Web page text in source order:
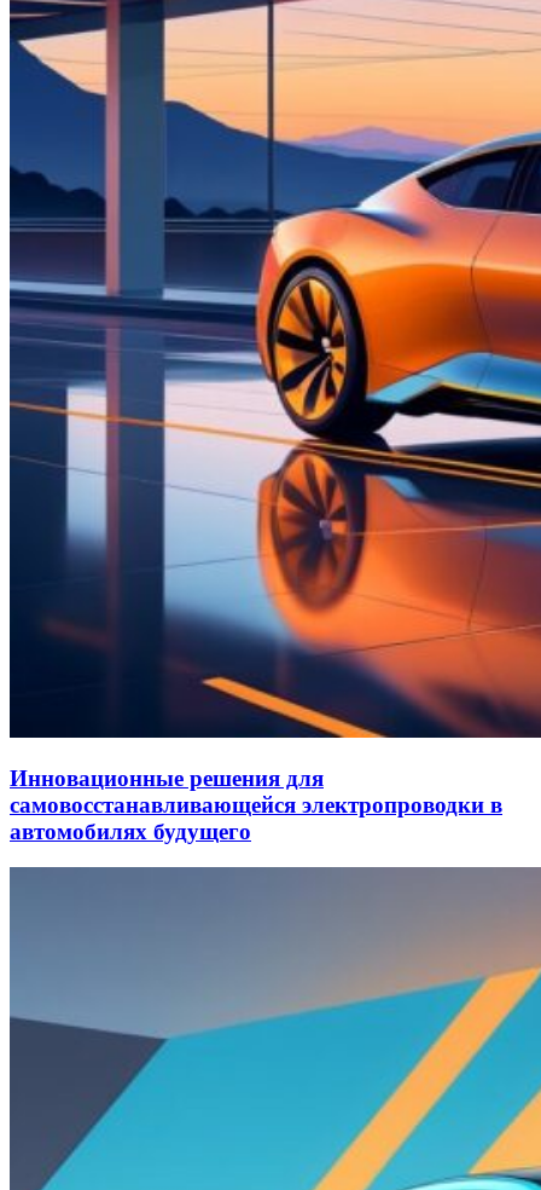
Инновационные решения для
самовосстанавливающейся электропроводки в
автомобилях будущего